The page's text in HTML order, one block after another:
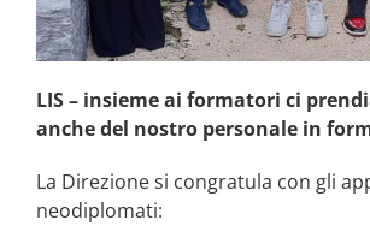
LIS – insieme ai formatori ci
anche del nostro personale in
La Direzione si congratula con gli
neodiplomati: